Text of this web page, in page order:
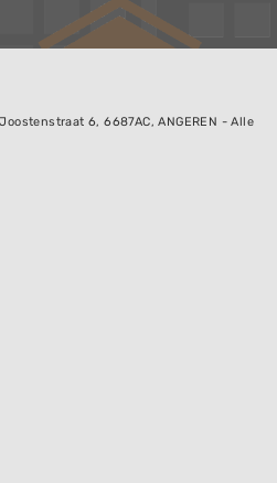
6, 6687AC, ANGEREN - Alle